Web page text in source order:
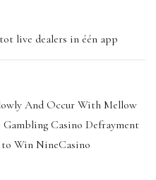
live dealers in één app
And Occur With Mellow
Casino Defrayment
to Win NineCasino